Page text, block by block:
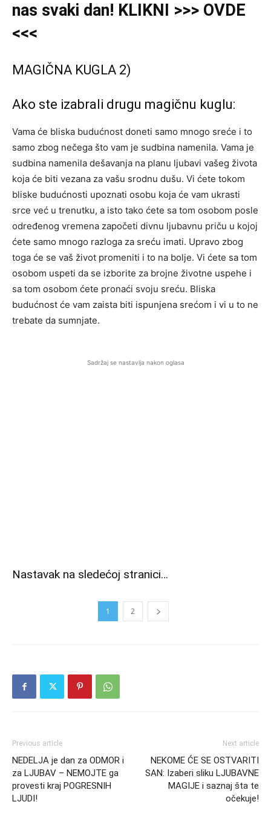
nas svaki dan! KLIKNI >>> OVDE
<<<
MAGIČNA KUGLA 2)
Ako ste izabrali drugu magičnu kuglu:
Vama će bliska budućnost doneti samo mnogo sreće i to
samo zbog nečega što vam je sudbina namenila. Vama je
sudbina namenila dešavanja na planu ljubavi vašeg života
koja će biti vezana za vašu srodnu dušu. Vi ćete tokom
bliske budućnosti upoznati osobu koja će vam ukrasti
srce već u trenutku, a isto tako ćete sa tom osobom posle
određenog vremena započeti divnu ljubavnu priču u kojoj
ćete samo mnogo razloga za sreću imati. Upravo zbog
toga će se vaš život promeniti i to na bolje. Vi ćete sa tom
osobom uspeti da se izborite za brojne životne uspehe i
sa tom osobom ćete pronaći svoju sreću. Bliska
budućnost će vam zaista biti ispunjena srećom i vi u to ne
trebate da sumnjate.
Sadržaj se nastavlja nakon oglasa
Nastavak na sledećoj stranici…
1 2
Previous article
NEDELJA je dan za ODMOR i
za LJUBAV – NEMOJTE ga
provesti kraj POGRESNIH
LJUDI!
Next article
NEKOME ĆE SE OSTVARITI
SAN: Izaberi sliku LJUBAVNE
MAGIJE i saznaj šta te
očekuje!